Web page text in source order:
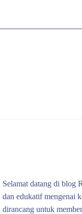
Selamat datang di blog
dan edukatif mengenai
dirancang untuk